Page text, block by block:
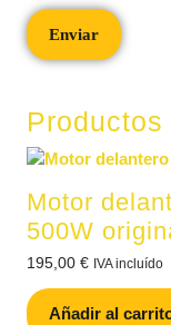
Motor
500W
195,00 € IVA incluído
Añadir al